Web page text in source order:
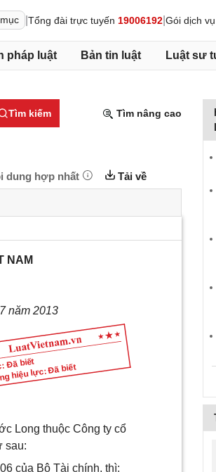
Tổng đài trực tuyến 19006192 Gói dịch
pháp luật Bản tin luật Luật sư
Tìm kiếm Tìm nâng cao
dung hợp nhất Tải về
Đã biết
hiệu lực: Đã biết
NAM
năm 2013
Long thuộc Công ty cổ
sau:
của Bộ Tài chính, thì: